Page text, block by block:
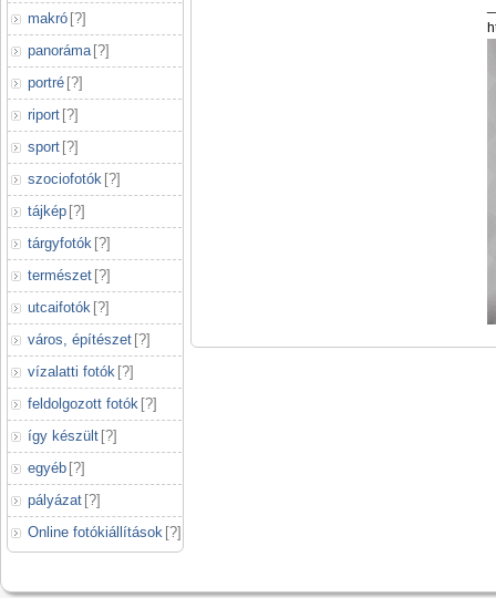
makró [?]
panoráma [?]
portré [?]
riport [?]
sport [?]
szociofotók [?]
tájkép [?]
tárgyfotók [?]
természet [?]
utcaifotók [?]
város, építészet [?]
vízalatti fotók [?]
feldolgozott fotók [?]
így készült [?]
egyéb [?]
pályázat [?]
Online fotókiállítások [?]